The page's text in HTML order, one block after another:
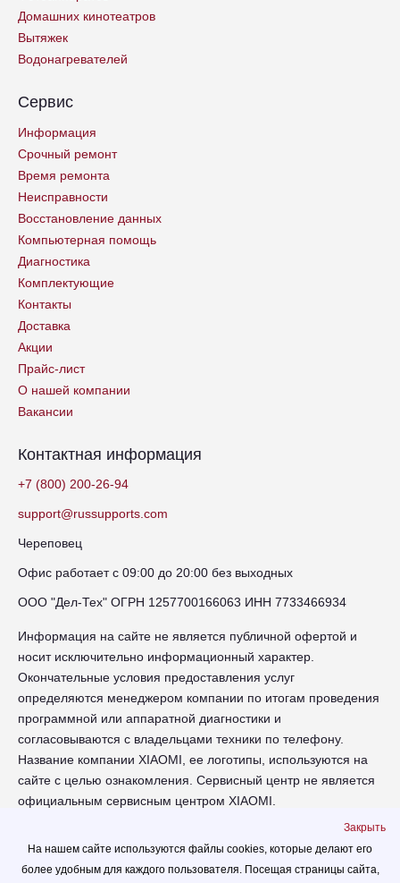
Домашних кинотеатров
Вытяжек
Водонагревателей
Сервис
Информация
Срочный ремонт
Время ремонта
Неисправности
Восстановление данных
Компьютерная помощь
Диагностика
Комплектующие
Контакты
Доставка
Акции
Прайс-лист
О нашей компании
Вакансии
Контактная информация
+7 (800) 200-26-94
support@russupports.com
Череповец
Офис работает с 09:00 до 20:00 без выходных
ООО "Дел-Тех" ОГРН 1257700166063 ИНН 7733466934
Информация на сайте не является публичной офертой и
носит исключительно информационный характер.
Окончательные условия предоставления услуг
определяются менеджером компании по итогам проведения
программной или аппаратной диагностики и
согласовываются с владельцами техники по телефону.
Название компании XIAOMI, ее логотипы, используются на
сайте с целью ознакомления. Сервисный центр не является
официальным сервисным центром XIAOMI.
chr-xiaomi.russupports.com - Сервисный центр XIAOMI в
Череповце - сайт сервисного центра RUSSUPPORT по
На нашем сайте используются файлы cookies, которые делают его
более удобным для каждого пользователя. Посещая страницы сайта,
Закрыть